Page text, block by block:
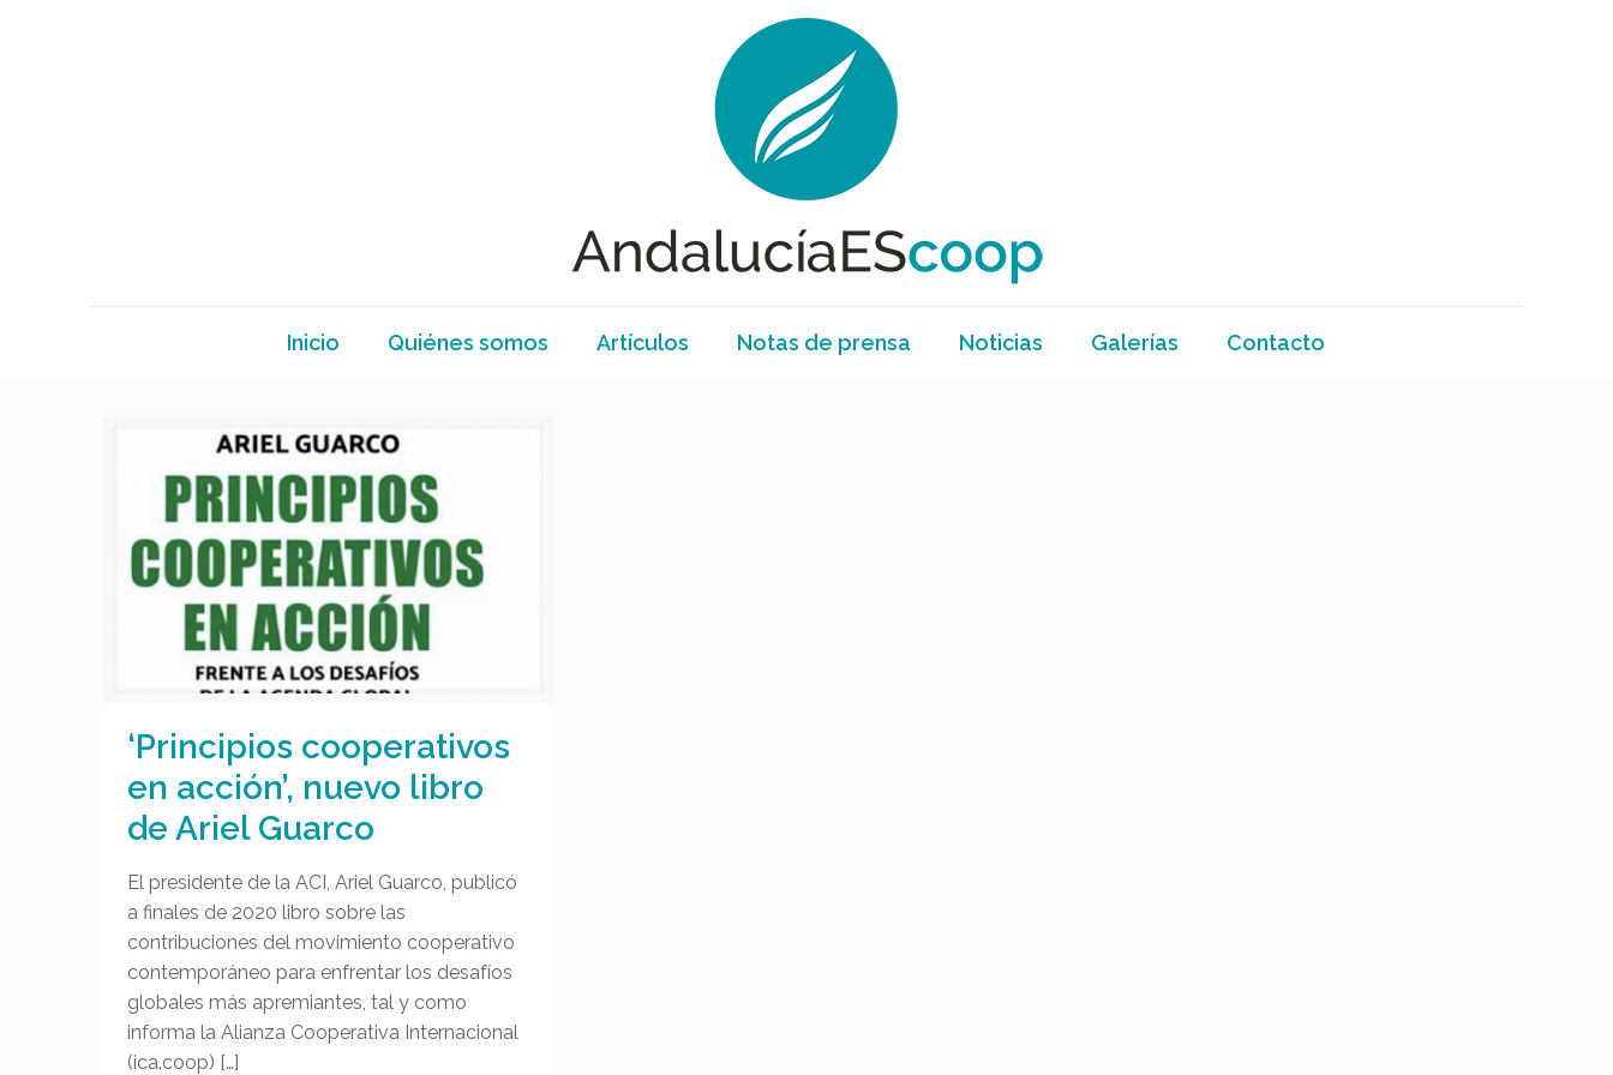
Inicio Quiénes somos Artículos Notas de prensa Noticias Galerías Contacto
‘Principios cooperativos
en acción’, nuevo libro
de Ariel Guarco
El presidente de la ACI, Ariel Guarco, publicó
a finales de 2020 libro sobre las
contribuciones del movimiento cooperativo
contemporáneo para enfrentar los desafíos
globales más apremiantes, tal y como
informa la Alianza Cooperativa Internacional
(ica.coop) […]